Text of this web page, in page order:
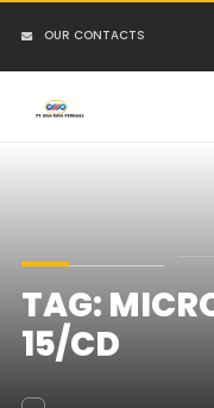
OUR CONTACTS
TAG:
15/CD